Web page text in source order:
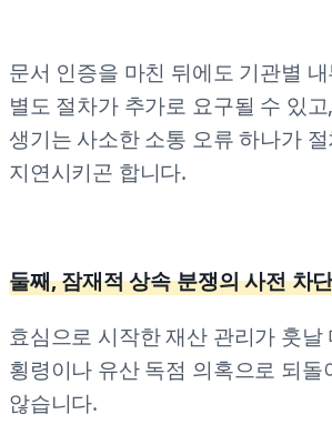
문서 인증을 마친 뒤에도 기관별
별도 절차가 추가로 요구될 수 있
생기는 사소한 소통 오류 하나가
지연시키곤 합니다.
둘째, 잠재적 상속 분쟁의 사전 차
효심으로 시작한 재산 관리가 훗날
횡령이나 유산 독점 의혹으로 되
않습니다.